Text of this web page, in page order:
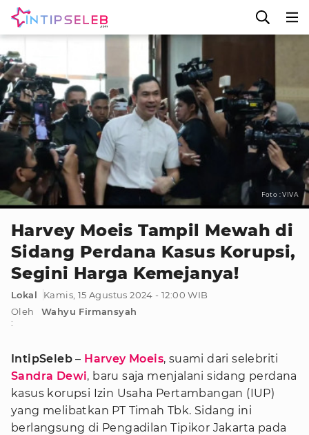
Foto : VIVA
Harvey Moeis Tampil Mewah di
Sidang Perdana Kasus Korupsi,
Segini Harga Kemejanya!
Lokal
Kamis, 15 Agustus 2024 - 12:00 WIB
Oleh
:
Wahyu Firmansyah
IntipSeleb – Harvey Moeis, suami dari selebriti
Sandra Dewi, baru saja menjalani sidang perdana
kasus korupsi Izin Usaha Pertambangan (IUP)
yang melibatkan PT Timah Tbk. Sidang ini
berlangsung di Pengadilan Tipikor Jakarta pada